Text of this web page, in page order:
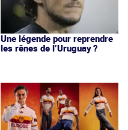
Une légende pour reprendre
les rênes de l’Uruguay ?